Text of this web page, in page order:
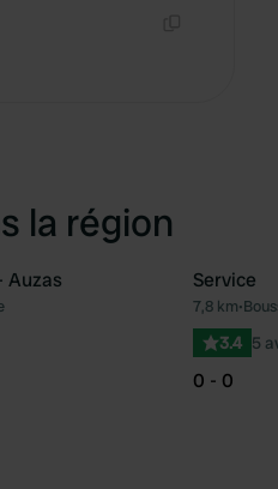
la région
Préféré
Auzas Service
7,8 km•
3.4 5
0 - 0